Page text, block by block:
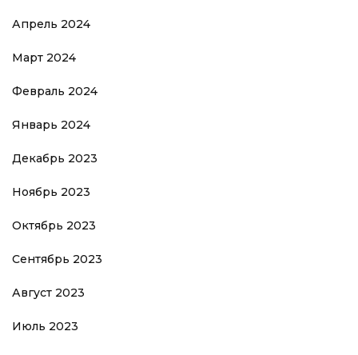
Апрель 2024
Март 2024
Февраль 2024
Январь 2024
Декабрь 2023
Ноябрь 2023
Октябрь 2023
Сентябрь 2023
Август 2023
Июль 2023